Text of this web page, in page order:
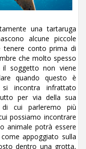
una tartaruga
alcune piccole
tenere conto prima di
che molto spesso
soggetto non viene
quando questo è
incontra infrattato
per via della sua
di cui parleremo più
possiamo incontrare
animale potrà essere
appoggiato sulla
dentro una grotta,